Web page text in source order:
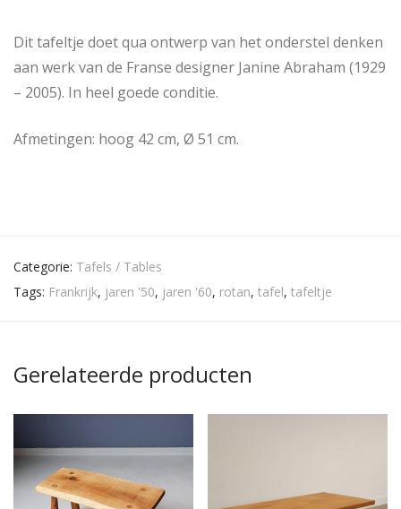
Dit tafeltje doet qua ontwerp van het onderstel denken
aan werk van de Franse designer Janine Abraham (1929
– 2005). In heel goede conditie.
Afmetingen: hoog 42 cm, Ø 51 cm.
Categorie: Tafels / Tables
Tags: Frankrijk, jaren '50, jaren '60, rotan, tafel, tafeltje
Gerelateerde producten